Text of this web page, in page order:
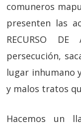
comuneros
presenten las
RECURSO
persecución,
lugar inhumano
y malos tratos
Hacemos un